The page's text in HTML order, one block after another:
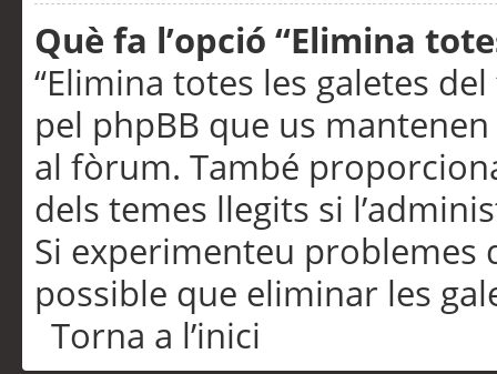
Què fa l’opció “Elimina
“Elimina totes les galetes
pel phpBB que us
al fòrum. També
dels temes llegits si
Si experimenteu problemes
possible que eliminar les
Torna a l’inici